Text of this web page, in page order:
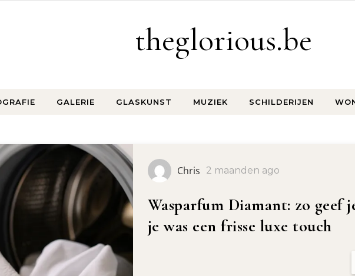
theglorious.be
GALERIE GLASKUNST MUZIEK SCHILDERIJEN
Chris 2 maanden ago
Koeienhuid vloerkleden:
eigenschappen en